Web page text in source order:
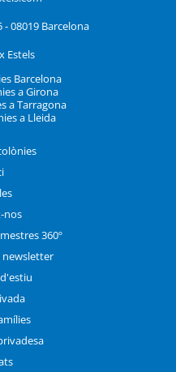
- 08019 Barcelona
Estels
Barcelona
a Girona
a Tarragona
a Lleida
nos
360º
newsletter